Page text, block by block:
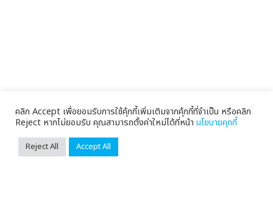
คลิก Accept เพื่อยอมรับการใช้คุ้กกี้เพิ่มเติมจากคุ้กกี้ที่จำเป็น หรือคลิก
Reject หากไม่ยอมรับ คุณสามารถตั้งค่าใหม่ได้ที่หน้า นโยบายคุกกี้
Reject All Accept All